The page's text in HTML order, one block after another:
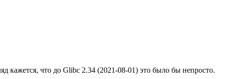
кажется, что до Glibc 2.34 (2021-08-01) это было бы непросто.